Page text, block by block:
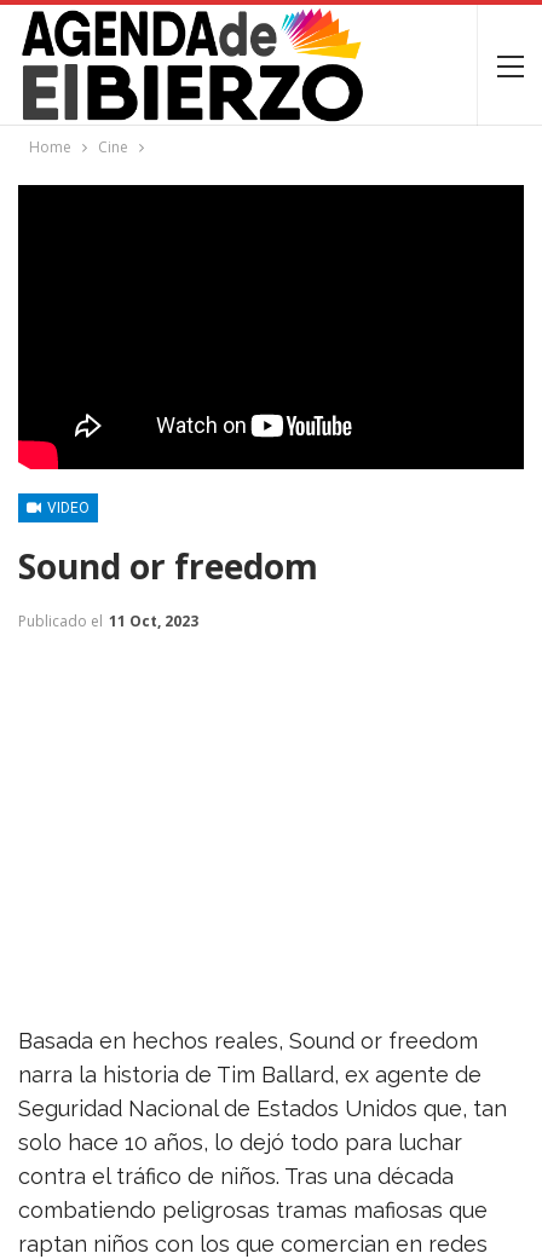
Home Cine
VIDEO
Sound or freedom
Publicado el 11 Oct, 2023
Basada en hechos reales, Sound or freedom
narra la historia de Tim Ballard, ex agente de
Seguridad Nacional de Estados Unidos que, tan
solo hace 10 años, lo dejó todo para luchar
contra el tráfico de niños. Tras una década
combatiendo peligrosas tramas mafiosas que
raptan niños con los que comercian en redes